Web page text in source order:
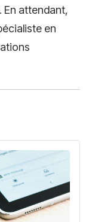
En attendant,
en